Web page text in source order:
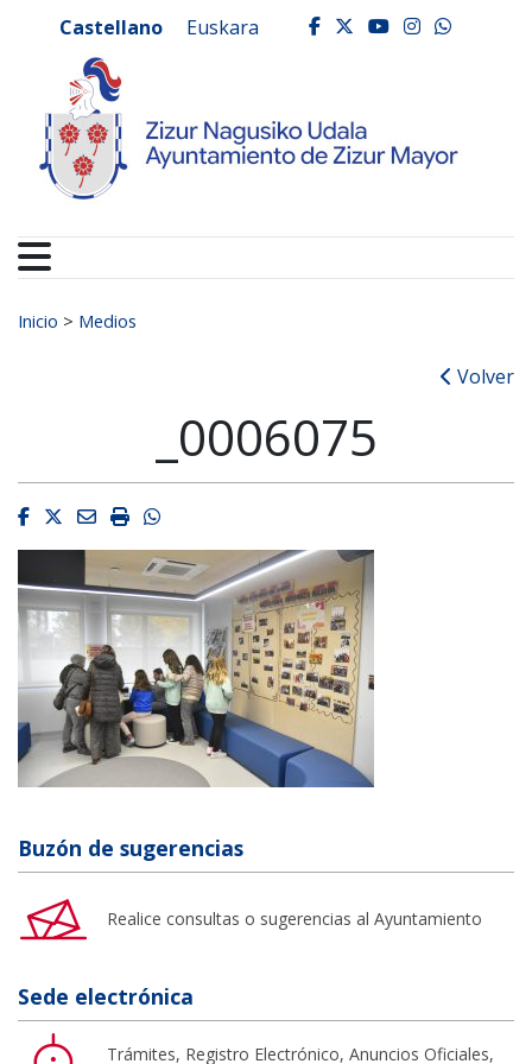
Ayuntamiento de
Castellano Euskara facebook
twitter
youtube
Buscar:
Inicio > Medios
Volver
_0006075
Facebook
Twitter
EmailImprimirWhatsapp
Buzón de sugerencias
Realice consultas o sugerencias al Ayuntamiento
Sede electrónica
Trámites, Registro Electrónico, Anuncios Oficiales,